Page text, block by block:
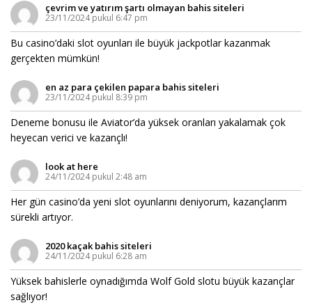
çevrim ve yatırım şartı olmayan bahis siteleri
23/11/2024 pukul 6:47 pm
Bu casino’daki slot oyunları ile büyük jackpotlar kazanmak
gerçekten mümkün!
en az para çekilen papara bahis siteleri
23/11/2024 pukul 8:39 pm
Deneme bonusu ile Aviator’da yüksek oranları yakalamak çok
heyecan verici ve kazançlı!
look at here
24/11/2024 pukul 2:48 am
Her gün casino’da yeni slot oyunlarını deniyorum, kazançlarım
sürekli artıyor.
2020 kaçak bahis siteleri
24/11/2024 pukul 6:28 am
Yüksek bahislerle oynadığımda Wolf Gold slotu büyük kazançlar
sağlıyor!